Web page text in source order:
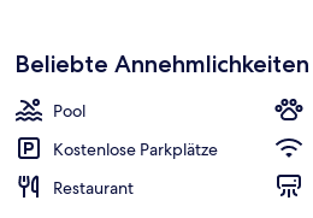
Beliebte Annehmlichkeiten
Pool
Kostenlose Parkplätze
Restaurant